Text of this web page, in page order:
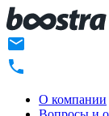
О компании